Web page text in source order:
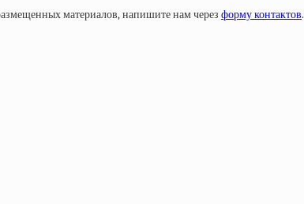
материалов, напишите нам через форму контактов.